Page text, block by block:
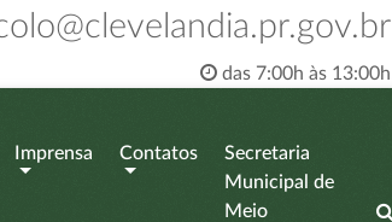
das 7:00h às 13:00h
Imprensa Contatos
Secretaria
Municipal de
Meio